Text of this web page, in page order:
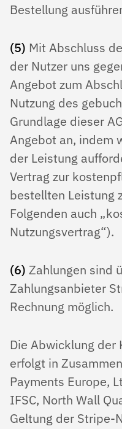
Bestellung
(5) Mit Abschluss
der Nutzer uns
Angebot zum
Nutzung des
Grundlage dieser
Angebot an, indem
der Leistung
Vertrag zur
bestellten Leistung
Folgenden auch
Nutzungsvertrag“).
(6) Zahlungen sind
Zahlungsanbieter
Rechnung möglich.
Die Abwicklung
erfolgt in
Payments Europe,
IFSC, North Wall
Geltung der Stripe-